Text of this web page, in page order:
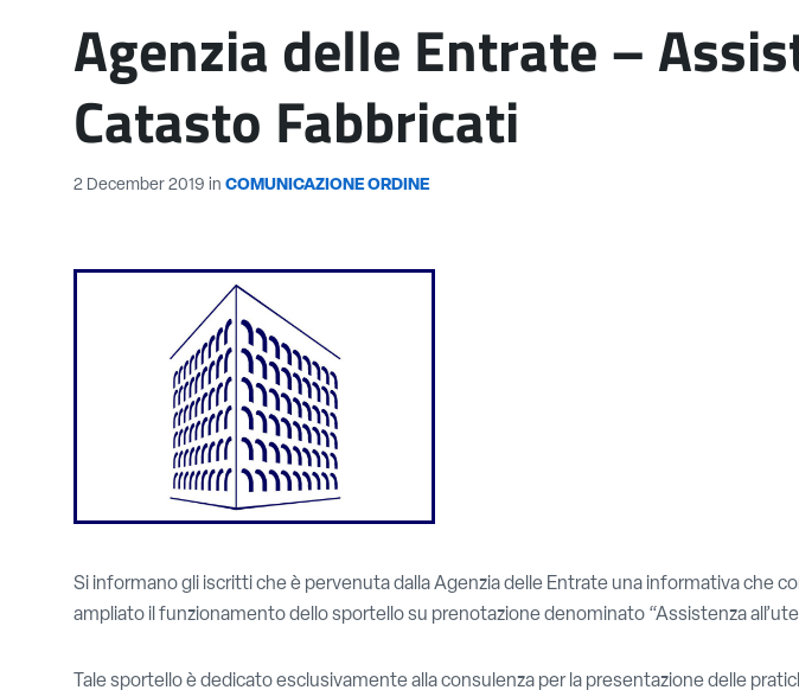
Agenzia delle Entrate –
Catasto Fabbricati
2 December 2019 in COMUNICAZIONE ORDINE
Si informano gli iscritti che è pervenuta dalla Agenzia delle Entrate una informativa
ampliato il funzionamento dello sportello su prenotazione denominato “Assistenza
Tale sportello è dedicato esclusivamente alla consulenza per la presentazione delle